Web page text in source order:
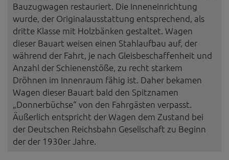
Bauzugwagen restauriert. Die Inneneinrichtung
wurde, der Originalausstattung entsprechend, als
dritte Klasse mit Holzbänken gestaltet. Wagen
dieser Bauart weisen einen Stahlaufbau auf, der
während der Fahrt, je nach Gleisbeschaffenheit und
Anzahl der Schienenstöße, zu recht starkem
Dröhnen im Innenraum fähig ist. Daher bekamen
Wagen dieser Bauart bald den Spitznamen
„Donnerbüchse“ von den Fahrgästen verpasst.
Äußerlich entspricht der Wagen dem Zustand bei
der Deutschen Reichsbahn Gesellschaft zu Beginn
der der 1930er Jahre.